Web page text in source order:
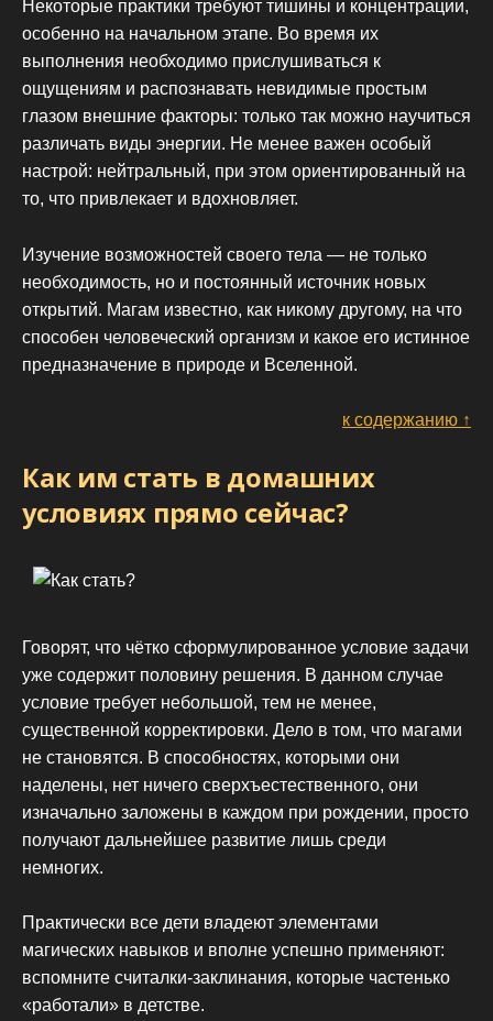
Некоторые практики требуют тишины и концентрации,
особенно на начальном этапе. Во время их
выполнения необходимо прислушиваться к
ощущениям и распознавать невидимые простым
глазом внешние факторы: только так можно научиться
различать виды энергии. Не менее важен особый
настрой: нейтральный, при этом ориентированный на
то, что привлекает и вдохновляет.
Изучение возможностей своего тела — не только
необходимость, но и постоянный источник новых
открытий. Магам известно, как никому другому, на что
способен человеческий организм и какое его истинное
предназначение в природе и Вселенной.
к содержанию ↑
Как им стать в домашних
условиях прямо сейчас?
Говорят, что чётко сформулированное условие задачи
уже содержит половину решения. В данном случае
условие требует небольшой, тем не менее,
существенной корректировки. Дело в том, что магами
не становятся. В способностях, которыми они
наделены, нет ничего сверхъестественного, они
изначально заложены в каждом при рождении, просто
получают дальнейшее развитие лишь среди
немногих.
Практически все дети владеют элементами
магических навыков и вполне успешно применяют:
вспомните считалки-заклинания, которые частенько
«работали» в детстве.